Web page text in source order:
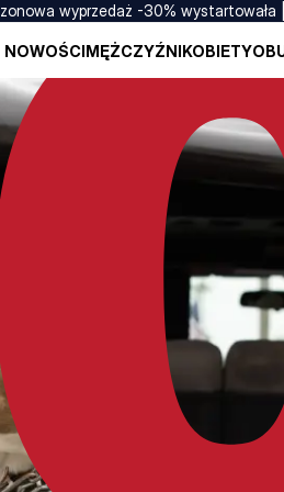
wyprzedaż -30%
NOWOŚCIMĘŻCZYŹNIKOBIETY